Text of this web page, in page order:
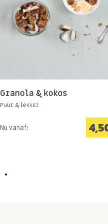
Granola & kokos
Puur & lekker
Nu vanaf: